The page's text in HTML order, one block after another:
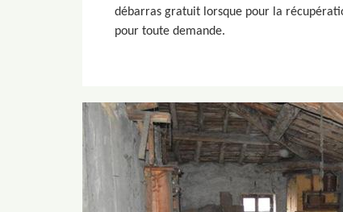
débarras gratuit lorsque pour la
pour toute demande.